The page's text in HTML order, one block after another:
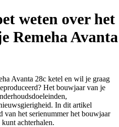
weten over het
Remeha Avanta
Avanta 28c ketel en wil je graag
Het bouwjaar van je
In dit artikel
van het serienummer het bouwjaar
achterhalen.